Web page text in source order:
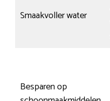
Smaakvoller water
Besparen op